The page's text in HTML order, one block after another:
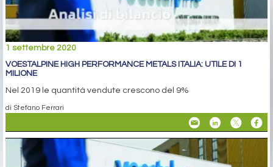
1 settembre 2020
VOESTALPINE HIGH PERFORMANCE METALS ITALIA: UTILE DI 1
MILIONE
Nel 2019 le quantità vendute crescono del 9%
di Stefano Ferrari